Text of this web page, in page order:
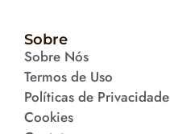
Sobre
Sobre Nós
Termos de Uso
Políticas de Privacidade
Cookies